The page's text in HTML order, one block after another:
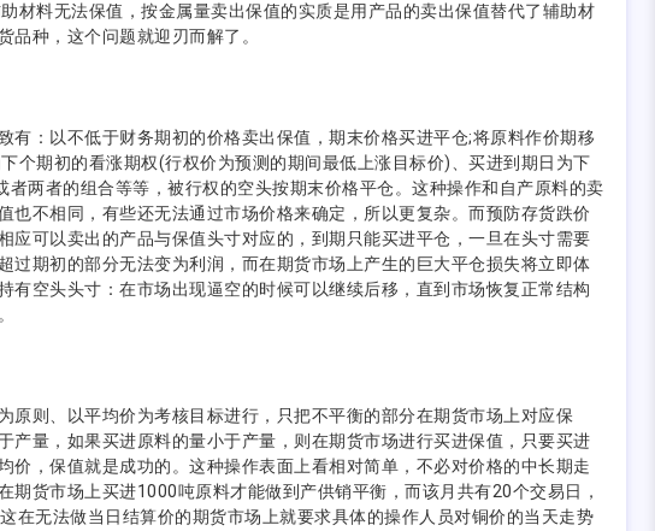
材料无法保值，按金属量卖出保值的实质是用产品的卖出保值替代了辅助材
种，这个问题就迎刃而解了。
：以不低于财务期初的价格卖出保值，期末价格买进平仓;将原料作价期移
个期初的看涨期权(行权价为预测的期间最低上涨目标价)、买进到期日为下
两者的组合等等，被行权的空头按期末价格平仓。这种操作和自产原料的卖
不相同，有些还无法通过市场价格来确定，所以更复杂。而预防存货跌价
可以卖出的产品与保值头寸对应的，到期只能买进平仓，一旦在头寸需要
期初的部分无法变为利润，而在期货市场上产生的巨大平仓损失将立即体
空头头寸：在市场出现逼空的时候可以继续后移，直到市场恢复正常结构
则、以平均价为考核目标进行，只把不平衡的部分在期货市场上对应保
量，如果买进原料的量小于产量，则在期货市场进行买进保值，只要买进
，保值就是成功的。这种操作表面上看相对简单，不必对价格的中长期走
货市场上买进1000吨原料才能做到产供销平衡，而该月共有20个交易日，
在无法做当日结算价的期货市场上就要求具体的操作人员对铜价的当天走势